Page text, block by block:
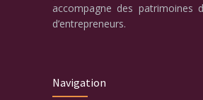
accompagne des patrimoines
d’entrepreneurs.
Navigation